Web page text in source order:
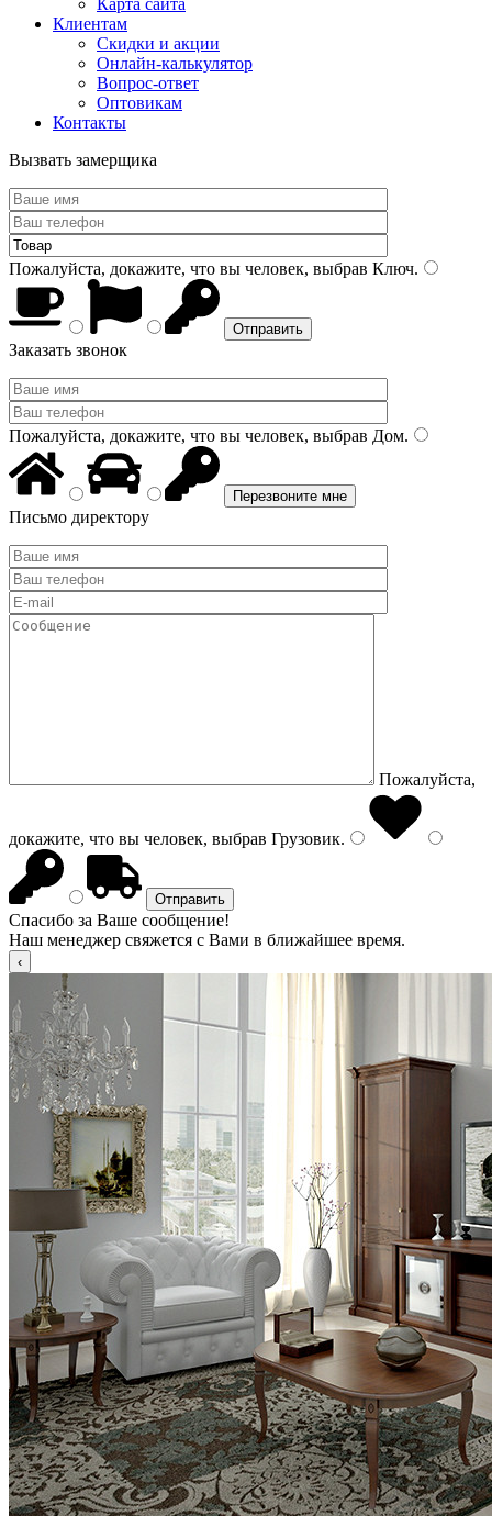
Карта сайта
Клиентам
Скидки и акции
Онлайн-калькулятор
Вопрос-ответ
Оптовикам
Контакты
Вызвать замерщика
Пожалуйста, докажите, что вы человек, выбрав Ключ.
Заказать звонок
Пожалуйста, докажите, что вы человек, выбрав Дом.
Письмо директору
Пожалуйста,
докажите, что вы человек, выбрав Грузовик.
Спасибо за Ваше сообщение!
Наш менеджер свяжется с Вами в ближайшее время.